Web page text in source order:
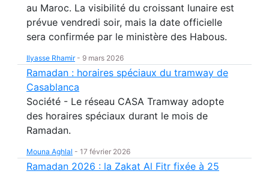
au Maroc. La visibilité du croissant lunaire est
prévue vendredi soir, mais la date officielle
sera confirmée par le ministère des Habous.
Ilyasse Rhamir- 9 mars 2026
Ramadan : horaires spéciaux du tramway de
Casablanca
Société - Le réseau CASA Tramway adopte
des horaires spéciaux durant le mois de
Ramadan.
Mouna Aghlal - 17 février 2026
Ramadan 2026 : la Zakat Al Fitr fixée à 25